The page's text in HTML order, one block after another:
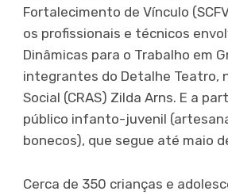
Fortalecimento de Vínculo
os profissionais e técnicos
Dinâmicas para o Trabalho em
integrantes do Detalhe Teatro,
Social (CRAS) Zilda Arns. E a
público infanto-juvenil
bonecos), que segue até maio
Cerca de 350 crianças e